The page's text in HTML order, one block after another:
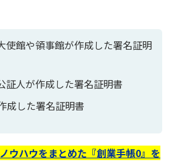
使館や領事館が作成した署名証明
証人が作成した署名証明書
成した署名証明書
ウハウをまとめた『創業手帳0』を